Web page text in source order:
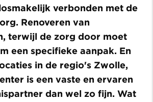
verbonden met de
Renoveren van
terwijl de zorg door moet
een specifieke aanpak. En
in de regio's Zwolle,
is een vaste en ervaren
dan wel zo fijn. Wat